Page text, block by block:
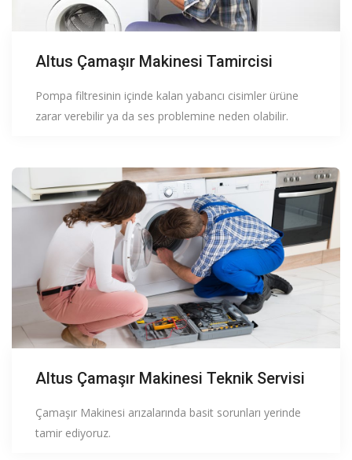
Altus Çamaşır Makinesi Tamircisi
Pompa filtresinin içinde kalan yabancı cisimler ürüne
zarar verebilir ya da ses problemine neden olabilir.
Altus Çamaşır Makinesi Teknik Servisi
Çamaşır Makinesi arızalarında basit sorunları yerinde
tamir ediyoruz.